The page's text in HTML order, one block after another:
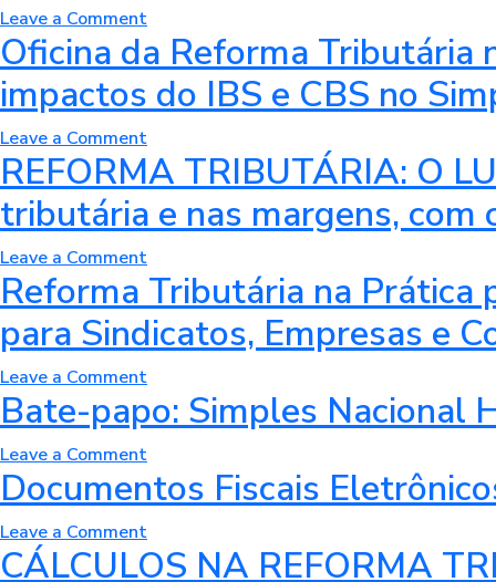
Transição
do
IBS,
CBS
e
IS
–
6ª
da
Teoria
Prática
–
Como
implantar
a
na
rotina
|
4ª
turma
Leave a Commenton
Cruzamento
de
Dados,
Fiscal
e
Caminho
do
Dinheiro
–
Plano
Fiscalização
da
Federal
Oficina da Reforma Tributária
impactos do IBS e CBS no
Leave a Commenton
Oficina
da
Reforma
no
Simples
Nacional
–
Aprenda
na
prática
como
simular
os
impactos
do
REFORMA TRIBUTÁRIA: O
tributária e nas margens, com
Leave a Commenton
REFORMA
TRIBUTÁRIA:
PRESUMIDO
NO
SISTEMA
Impactos
carga
tributária
Reforma Tributária na Prática
para Sindicatos, Empresas e
Leave a Commenton
Reforma
Tributária
na
Prática
para
Entidades
Sindicais:
Bate-papo: Simples Nacional
Leave a Commenton
Bate-
papo:
Simples
Nacional
Documentos Fiscais
Leave a Commenton
Documentos
CÁLCULOS NA REFORMA